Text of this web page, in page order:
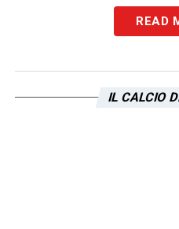
Questi e tanti altri
che gli hanno
LA PLAYLIST DELLE
READ
IL CALCIO